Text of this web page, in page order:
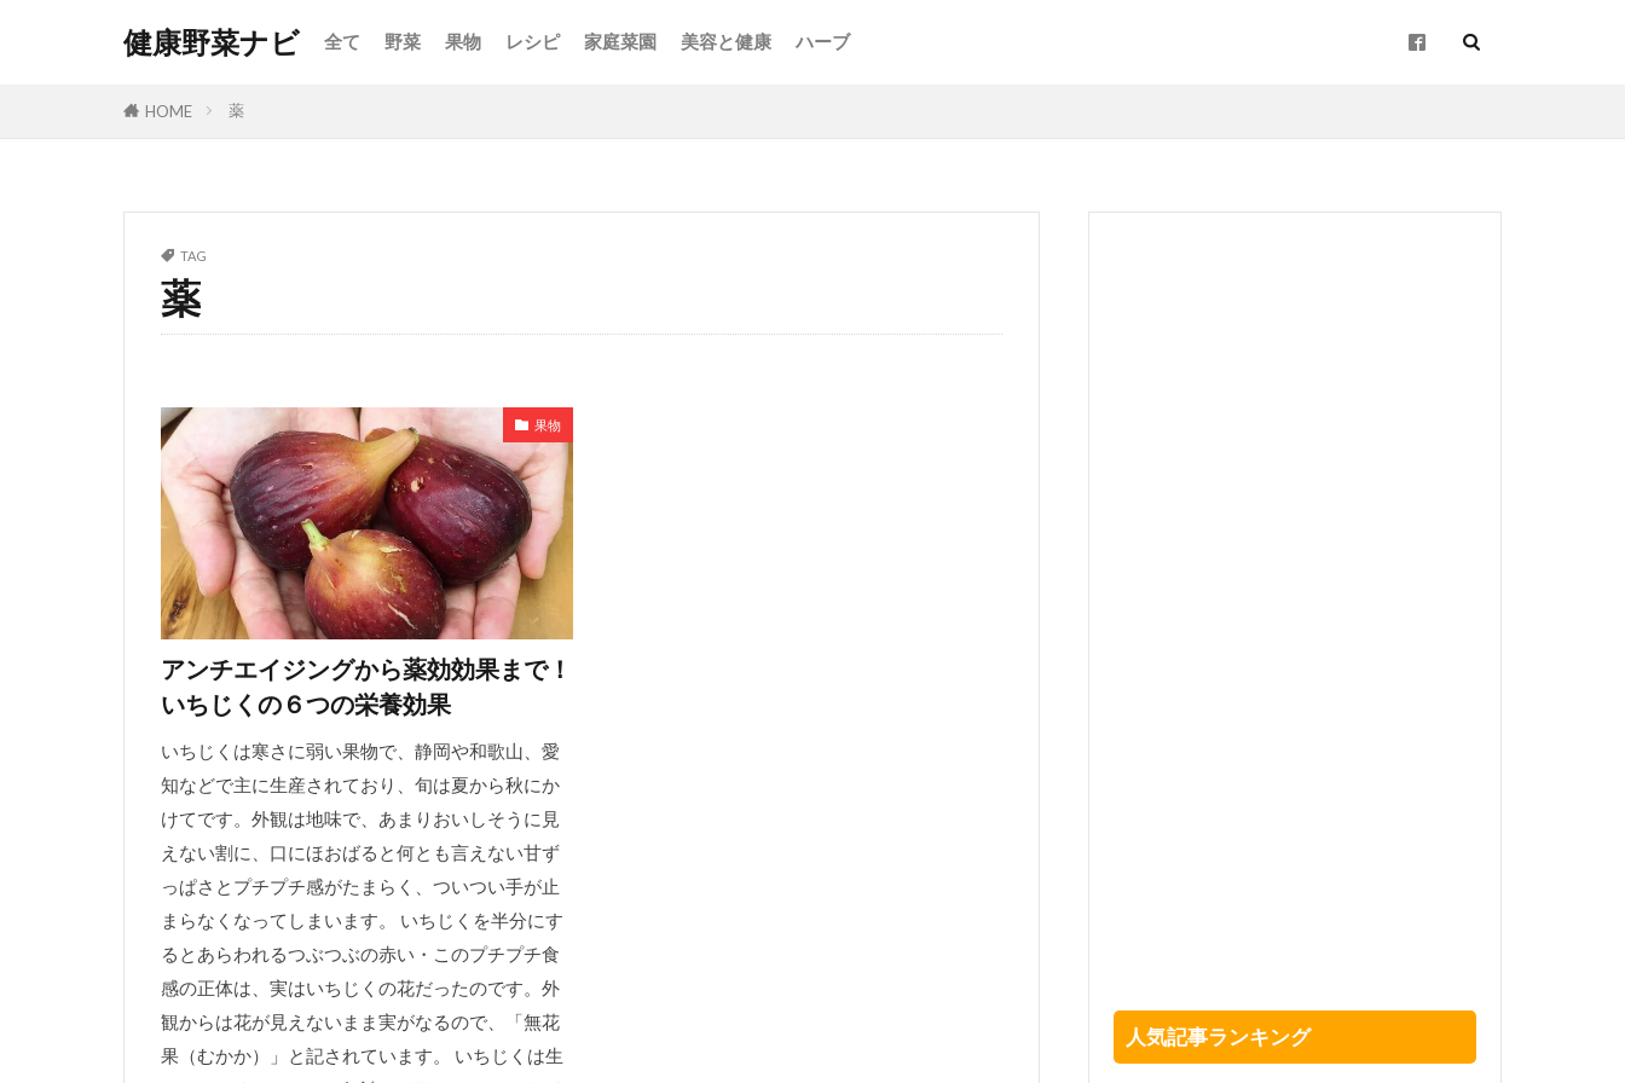
健康野菜ナビ 全て 野菜 果物 レシピ 家庭菜園 美容と健康 ハーブ
HOME 薬
TAG
薬
果物
アンチエイジングから薬効効果まで！
いちじくの６つの栄養効果
いちじくは寒さに弱い果物で、静岡や和歌山、愛
知などで主に生産されており、旬は夏から秋にか
けてです。外観は地味で、あまりおいしそうに見
えない割に、口にほおばると何とも言えない甘ず
っぱさとプチプチ感がたまらく、ついつい手が止
まらなくなってしまいます。 いちじくを半分にす
るとあらわれるつぶつぶの赤い・このプチプチ食
感の正体は、実はいちじくの花だったのです。外
観からは花が見えないまま実がなるので、「無花
果（むかか）」と記されています。 いちじくは生
人気記事ランキング